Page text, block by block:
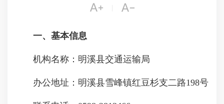
 
一、基本信息
机构名称：明溪县交通运输局
办公地址：明溪县雪峰镇红豆杉支二路198号